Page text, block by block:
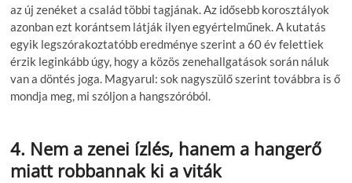
az új zenéket a család többi tagjának. Az idősebb korosztályok
azonban ezt korántsem látják ilyen egyértelműnek. A kutatás
egyik legszórakoztatóbb eredménye szerint a 60 év felettiek
érzik leginkább úgy, hogy a közös zenehallgatások során náluk
van a döntés joga. Magyarul: sok nagyszülő szerint továbbra is ő
mondja meg, mi szóljon a hangszóróból.
4. Nem a zenei ízlés, hanem a hangerő
miatt robbannak ki a viták